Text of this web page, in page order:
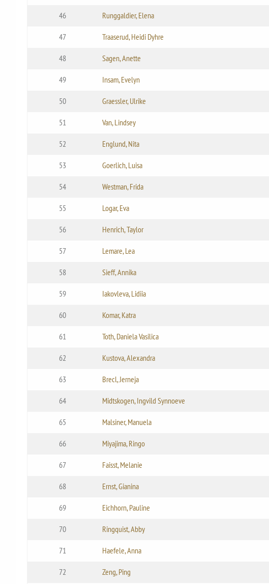
46 Runggaldier, Elena
47 Traaserud, Heidi Dyhre
48 Sagen, Anette
49 Insam, Evelyn
50 Graessler, Ulrike
51 Van, Lindsey
52 Englund, Nita
53 Goerlich, Luisa
54 Westman, Frida
55 Logar, Eva
56 Henrich, Taylor
57 Lemare, Lea
58 Sieff, Annika
59 Iakovleva, Lidiia
60 Komar, Katra
61 Toth, Daniela Vasilica
62 Kustova, Alexandra
63 Brecl, Jerneja
64 Midtskogen, Ingvild Synnoeve
65 Malsiner, Manuela
66 Miyajima, Ringo
67 Faisst, Melanie
68 Ernst, Gianina
69 Eichhorn, Pauline
70 Ringquist, Abby
71 Haefele, Anna
72 Zeng, Ping